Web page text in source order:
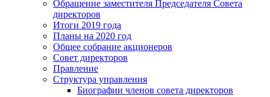
Обращение заместителя Председателя Совета
директоров
Итоги 2019 года
Планы на 2020 год
Общее собрание акционеров
Совет директоров
Правление
Структура управления
Биографии членов совета директоров